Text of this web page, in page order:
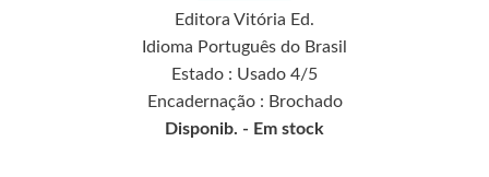
Editora Vitória Ed.
Idioma Português do Brasil
Estado : Usado 4/5
Encadernação : Brochado
Disponib. - Em stock